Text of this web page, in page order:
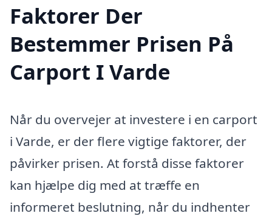
Faktorer Der
Bestemmer Prisen På
Carport I Varde
Når du overvejer at investere i en carport
i Varde, er der flere vigtige faktorer, der
påvirker prisen. At forstå disse faktorer
kan hjælpe dig med at træffe en
informeret beslutning, når du indhenter